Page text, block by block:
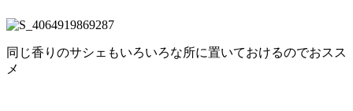
同じ香りのサシェもいろいろな所に置いておけるのでおスス
メ